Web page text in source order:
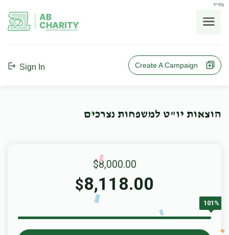
בס"ד
AB
CHARITY
powerd by ahblicklive.com
Sign In Create A Campaign
הוצאות יו"ט למשפחות נצרכים
$8,000.00
$8,118.00
101%